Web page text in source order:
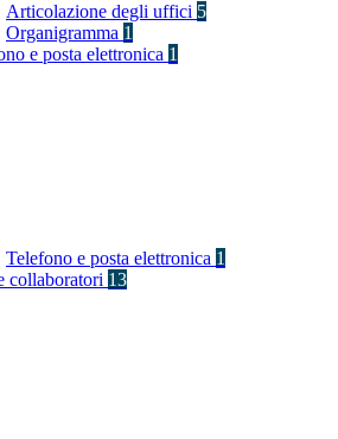
Articolazione degli uffici 5
Organigramma 1
e posta elettronica 1
Telefono e posta elettronica 1
collaboratori 13